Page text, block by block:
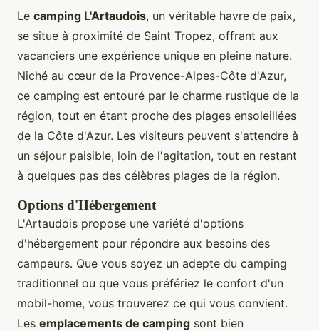
Le camping L'Artaudois, un véritable havre de paix,
se situe à proximité de Saint Tropez, offrant aux
vacanciers une expérience unique en pleine nature.
Niché au cœur de la Provence-Alpes-Côte d'Azur,
ce camping est entouré par le charme rustique de la
région, tout en étant proche des plages ensoleillées
de la Côte d'Azur. Les visiteurs peuvent s'attendre à
un séjour paisible, loin de l'agitation, tout en restant
à quelques pas des célèbres plages de la région.
Options d'Hébergement
L'Artaudois propose une variété d'options
d'hébergement pour répondre aux besoins des
campeurs. Que vous soyez un adepte du camping
traditionnel ou que vous préfériez le confort d'un
mobil-home, vous trouverez ce qui vous convient.
Les emplacements de camping sont bien